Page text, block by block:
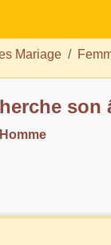
Mariage
son